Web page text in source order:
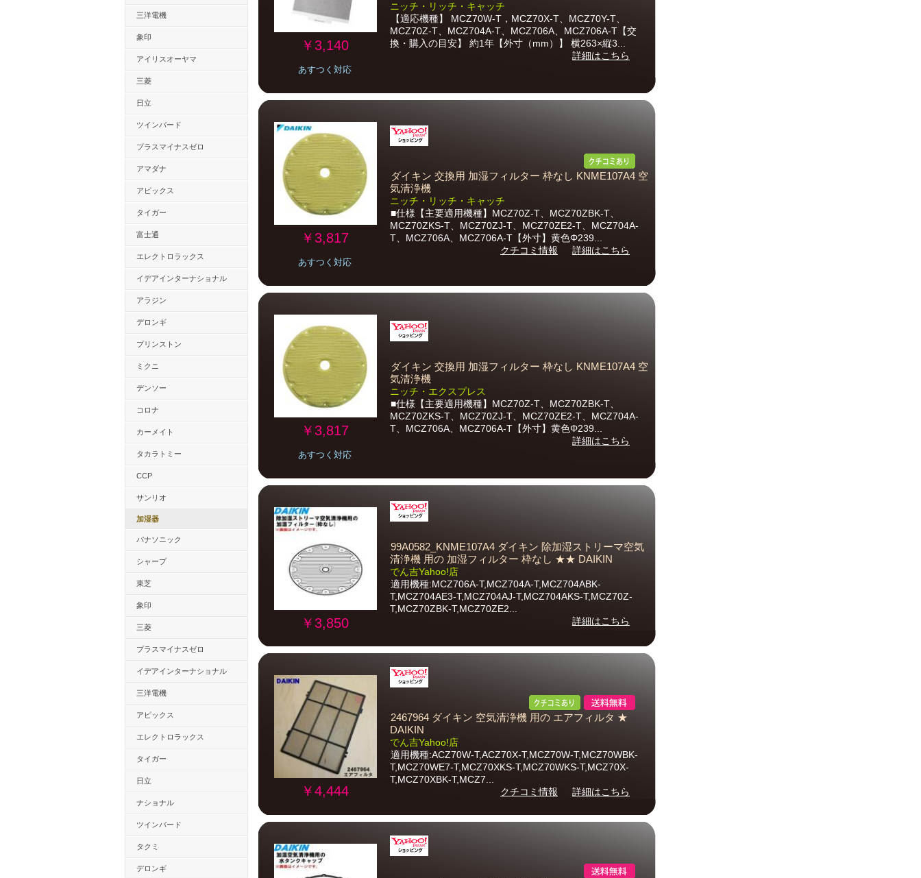
三洋電機
象印
アイリスオーヤマ
三菱
日立
ツインバード
プラスマイナスゼロ
アマダナ
アピックス
タイガー
富士通
エレクトロラックス
イデアインターナショナル
アラジン
デロンギ
プリンストン
ミクニ
デンソー
コロナ
カーメイト
タカラトミー
CCP
サンリオ
加湿器
パナソニック
シャープ
東芝
象印
三菱
プラスマイナスゼロ
イデアインターナショナル
三洋電機
アピックス
エレクトロラックス
タイガー
日立
ナショナル
ツインバード
タクミ
デロンギ
￥3,140
あすつく対応
ニッチ・リッチ・キャッチ
【適応機種】 MCZ70W-T，MCZ70X-T、MCZ70Y-T、
MCZ70Z-T、MCZ704A-T、MCZ706A、MCZ706A-T【交
換・購入の目安】 約1年【外寸（mm）】 横263×縦3...
詳細はこちら
￥3,817
あすつく対応
ダイキン 交換用 加湿フィルター 枠なし KNME107A4 空
気清浄機
ニッチ・リッチ・キャッチ
■仕様【主要適用機種】MCZ70Z-T、MCZ70ZBK-T、
MCZ70ZKS-T、MCZ70ZJ-T、MCZ70ZE2-T、MCZ704A-
T、MCZ706A、MCZ706A-T【外寸】黄色Φ239...
クチコミ情報
詳細はこちら
￥3,817
あすつく対応
ダイキン 交換用 加湿フィルター 枠なし KNME107A4 空
気清浄機
ニッチ・エクスプレス
■仕様【主要適用機種】MCZ70Z-T、MCZ70ZBK-T、
MCZ70ZKS-T、MCZ70ZJ-T、MCZ70ZE2-T、MCZ704A-
T、MCZ706A、MCZ706A-T【外寸】黄色Φ239...
詳細はこちら
￥3,850
99A0582_KNME107A4 ダイキン 除加湿ストリーマ空気
清浄機 用の 加湿フィルター 枠なし ★★ DAIKIN
でん吉Yahoo!店
適用機種:MCZ706A-T,MCZ704A-T,MCZ704ABK-
T,MCZ704AE3-T,MCZ704AJ-T,MCZ704AKS-T,MCZ70Z-
T,MCZ70ZBK-T,MCZ70ZE2...
詳細はこちら
￥4,444
2467964 ダイキン 空気清浄機 用の エアフィルタ ★
DAIKIN
でん吉Yahoo!店
適用機種:ACZ70W-T,ACZ70X-T,MCZ70W-T,MCZ70WBK-
T,MCZ70WE7-T,MCZ70XKS-T,MCZ70WKS-T,MCZ70X-
T,MCZ70XBK-T,MCZ7...
クチコミ情報
詳細はこちら